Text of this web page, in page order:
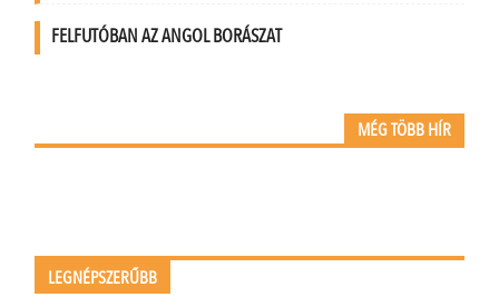
FELFUTÓBAN AZ ANGOL BORÁSZAT
MÉG TÖBB HÍR
LEGNÉPSZERŰBB